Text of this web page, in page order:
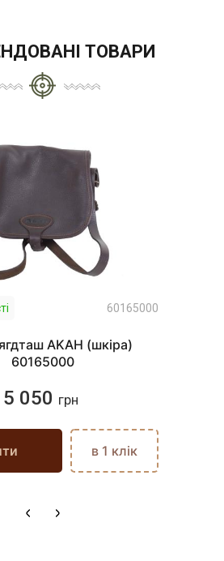
ТОВАРИ
60165000
AKAH (шкіра)
60165000
5 050 грн
в 1 клік